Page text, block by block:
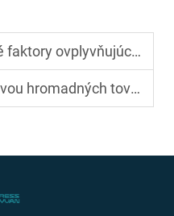
dodací termín pre náklad z Číny do USA
tovarov z Číny do USA